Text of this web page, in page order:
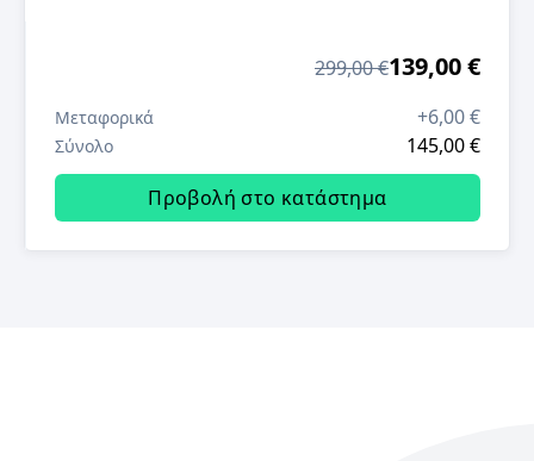
299,00 €139,00 €
Μεταφορικά +6,00 €
Σύνολο
145,00 €
Προβολή στο κατάστημα